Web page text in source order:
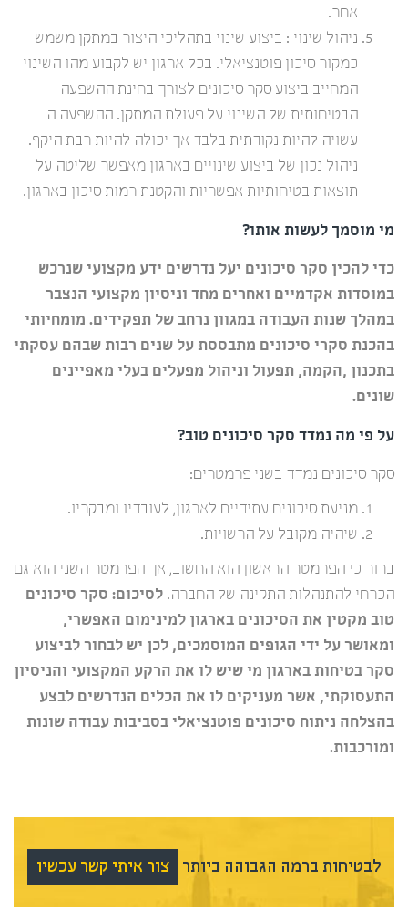
אחר.
ניהול שינוי : ביצוע שינוי בתהליכי היצור במתקן משמש
כמקור סיכון פוטנציאלי. בכל ארגון יש לקבוע מהו השינוי
המחייב ביצוע סקר סיכונים לצורך בחינת ההשפעה
הבטיחותית של השינוי על פעולת המתקן. ההשפעה ה
עשויה להיות נקודתית בלבד אך יכולה להיות רבת היקף.
ניהול נכון של ביצוע שינויים בארגון מאפשר שליטה על
תוצאות בטיחותיות אפשריות והקטנת רמות סיכון בארגון.
מי מוסמך לעשות אותו?
כדי להכין סקר סיכונים יעל נדרשים ידע מקצועי שנרכש
במוסדות אקדמיים ואחרים מחד וניסיון מקצועי הנצבר
במהלך שנות העבודה במגוון נרחב של תפקידים. מומחיותי
בהכנת סקרי סיכונים מתבססת על שנים רבות שבהם עסקתי
בתכנון ,הקמה, תפעול וניהול מפעלים בעלי מאפיינים
שונים.
על פי מה נמדד סקר סיכונים טוב?
סקר סיכונים נמדד בשני פרמטרים:
מניעת סיכונים עתידיים לארגון, לעובדיו ומבקריו.
שיהיה מקובל על הרשויות.
ברור כי הפרמטר הראשון הוא החשוב, אך הפרמטר השני הוא גם
הכרחי להתנהלות התקינה של החברה. לסיכום: סקר סיכונים
טוב מקטין את הסיכונים בארגון למינימום האפשרי,
ומאושר על ידי הגופים המוסמכים, לכן יש לבחור לביצוע
סקר בטיחות בארגון מי שיש לו את הרקע המקצועי והניסיון
התעסוקתי, אשר מעניקים לו את הכלים הנדרשים לבצע
בהצלחה ניתוח סיכונים פוטנציאלי בסביבות עבודה שונות
ומורכבות.
לבטיחות ברמה הגבוהה ביותר צור איתי קשר עכשיו